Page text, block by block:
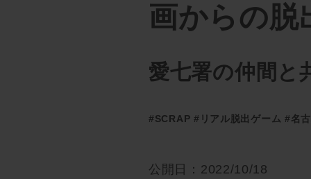
画からの脱
愛七署の仲間と
#SCRAP #リアル脱出ゲーム #名
公開日：2022/10/18